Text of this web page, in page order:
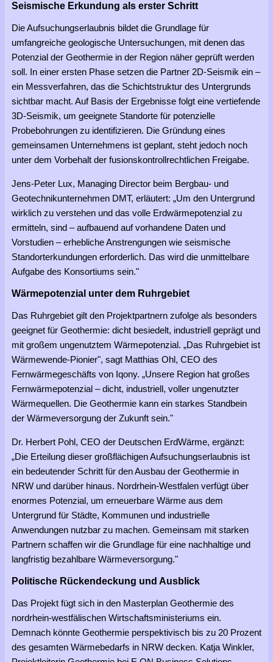
Seismische Erkundung als erster Schritt
Die Aufsuchungserlaubnis bildet die Grundlage für
umfangreiche geologische Untersuchungen, mit denen das
Potenzial der Geothermie in der Region näher geprüft werden
soll. In einer ersten Phase setzen die Partner 2D-Seismik ein –
ein Messverfahren, das die Schichtstruktur des Untergrunds
sichtbar macht. Auf Basis der Ergebnisse folgt eine vertiefende
3D-Seismik, um geeignete Standorte für potenzielle
Probebohrungen zu identifizieren. Die Gründung eines
gemeinsamen Unternehmens ist geplant, steht jedoch noch
unter dem Vorbehalt der fusionskontrollrechtlichen Freigabe.
Jens-Peter Lux, Managing Director beim Bergbau- und
Geotechnikunternehmen DMT, erläutert: „Um den Untergrund
wirklich zu verstehen und das volle Erdwärmepotenzial zu
ermitteln, sind – aufbauend auf vorhandene Daten und
Vorstudien – erhebliche Anstrengungen wie seismische
Standorterkundungen erforderlich. Das wird die unmittelbare
Aufgabe des Konsortiums sein."
Wärmepotenzial unter dem Ruhrgebiet
Das Ruhrgebiet gilt den Projektpartnern zufolge als besonders
geeignet für Geothermie: dicht besiedelt, industriell geprägt und
mit großem ungenutztem Wärmepotenzial. „Das Ruhrgebiet ist
Wärmewende-Pionier", sagt Matthias Ohl, CEO des
Fernwärmegeschäfts von Iqony. „Unsere Region hat großes
Fernwärmepotenzial – dicht, industriell, voller ungenutzter
Wärmequellen. Die Geothermie kann ein starkes Standbein
der Wärmeversorgung der Zukunft sein."
Dr. Herbert Pohl, CEO der Deutschen ErdWärme, ergänzt:
„Die Erteilung dieser großflächigen Aufsuchungserlaubnis ist
ein bedeutender Schritt für den Ausbau der Geothermie in
NRW und darüber hinaus. Nordrhein-Westfalen verfügt über
enormes Potenzial, um erneuerbare Wärme aus dem
Untergrund für Städte, Kommunen und industrielle
Anwendungen nutzbar zu machen. Gemeinsam mit starken
Partnern schaffen wir die Grundlage für eine nachhaltige und
langfristig bezahlbare Wärmeversorgung."
Politische Rückendeckung und Ausblick
Das Projekt fügt sich in den Masterplan Geothermie des
nordrhein-westfälischen Wirtschaftsministeriums ein.
Demnach könnte Geothermie perspektivisch bis zu 20 Prozent
des gesamten Wärmebedarfs in NRW decken. Katja Winkler,